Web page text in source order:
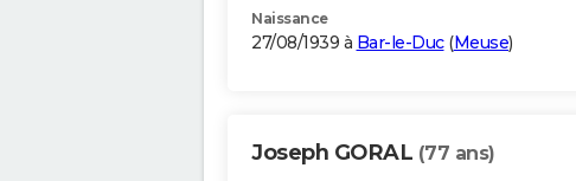
Naissance
27/08/1939 à Bar-le-Duc(Meuse)
Joseph GORAL (77 ans)